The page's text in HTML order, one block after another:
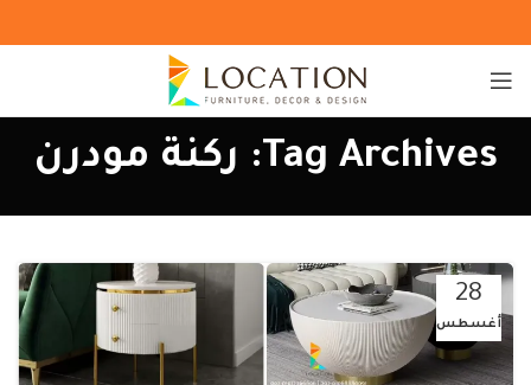
Tag Archives: ركنة مودرن
28
أغسطس